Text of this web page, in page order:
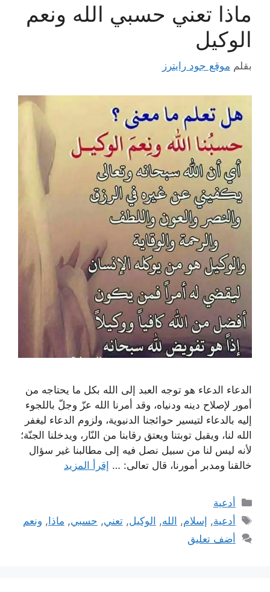
ماذا تعني حسبي الله ونعم
الوكيل
بقلم موقع جود رايترز
الدعاء الدعاء هو توجه العبد إلى الله بكل ما يحتاجه من
أمور لإصلاح دينه ودنياه، وقد أمرنا الله عزّ وجلّ باللجوء
إليه بالدعاء لتيسير حوائجنا الدنيوية، ولزوم الدعاء ليغفر
الله لنا، ويقبل توبتنا ويعتق رقابنا من النّار، ويدخلنا الجنّة؛
لأنه ليس لنا من سبيل نصل فيه إلى مطالبنا غير سؤال
خالقنا ومدبر أمورنا، قال تعالى: … إقرأ المزيد
التصنيفات
أدعية
الوسوم
أدعية, إسلام, الله, الوكيل,تعني, حسبي, ماذا , ونعم
أضف تعليق